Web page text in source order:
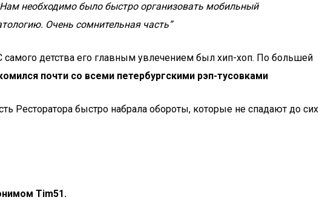
необходимо было быстро организовать мобильный
Очень сомнительная часть”
самого детства его главным увлечением был хип-хоп. По большей
почти со всеми петербургскими рэп-тусовками
Ресторатора быстро набрала обороты, которые не спадают до сих
Tim51.